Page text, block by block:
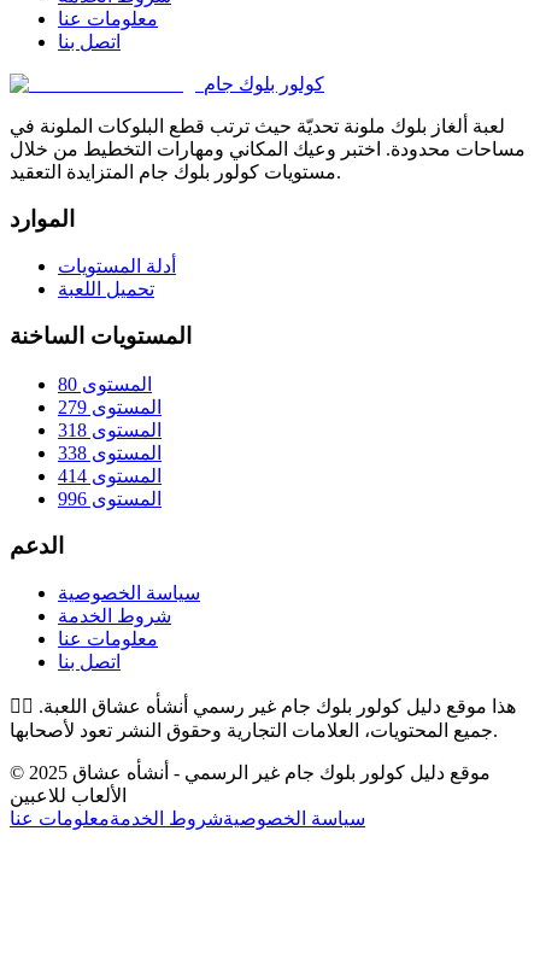
معلومات عنا
اتصل بنا
كولور بلوك جام
لعبة ألغاز بلوك ملونة تحديّة حيث ترتب قطع البلوكات الملونة في
مساحات محدودة. اختبر وعيك المكاني ومهارات التخطيط من خلال
مستويات كولور بلوك جام المتزايدة التعقيد.
الموارد
أدلة المستويات
تحميل اللعبة
المستويات الساخنة
المستوى 80
المستوى 279
المستوى 318
المستوى 338
المستوى 414
المستوى 996
الدعم
سياسة الخصوصية
شروط الخدمة
معلومات عنا
اتصل بنا
👉🏻 هذا موقع دليل كولور بلوك جام غير رسمي أنشأه عشاق اللعبة.
جميع المحتويات، العلامات التجارية وحقوق النشر تعود لأصحابها.
© 2025 موقع دليل كولور بلوك جام غير الرسمي - أنشأه عشاق
الألعاب للاعبين
سياسة الخصوصيةشروط الخدمةمعلومات عنا